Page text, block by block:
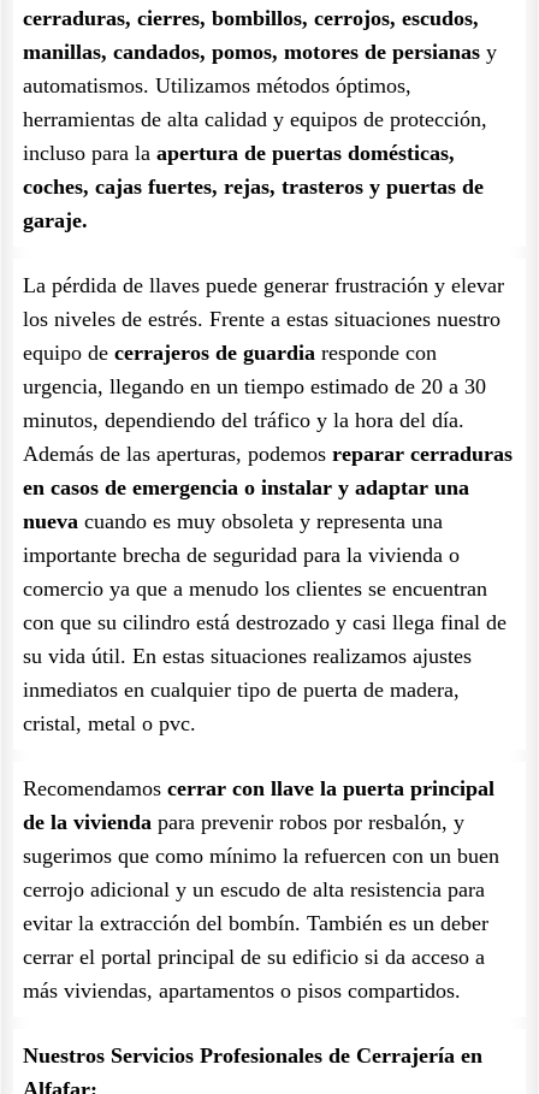
cerraduras, cierres, bombillos, cerrojos, escudos,
manillas, candados, pomos, motores de persianas y
automatismos. Utilizamos métodos óptimos,
herramientas de alta calidad y equipos de protección,
incluso para la apertura de puertas domésticas,
coches, cajas fuertes, rejas, trasteros y puertas de
garaje.
La pérdida de llaves puede generar frustración y elevar
los niveles de estrés. Frente a estas situaciones nuestro
equipo de cerrajeros de guardia responde con
urgencia, llegando en un tiempo estimado de 20 a 30
minutos, dependiendo del tráfico y la hora del día.
Además de las aperturas, podemos reparar cerraduras
en casos de emergencia o instalar y adaptar una
nueva cuando es muy obsoleta y representa una
importante brecha de seguridad para la vivienda o
comercio ya que a menudo los clientes se encuentran
con que su cilindro está destrozado y casi llega final de
su vida útil. En estas situaciones realizamos ajustes
inmediatos en cualquier tipo de puerta de madera,
cristal, metal o pvc.
Recomendamos cerrar con llave la puerta principal
de la vivienda para prevenir robos por resbalón, y
sugerimos que como mínimo la refuercen con un buen
cerrojo adicional y un escudo de alta resistencia para
evitar la extracción del bombín. También es un deber
cerrar el portal principal de su edificio si da acceso a
más viviendas, apartamentos o pisos compartidos.
Nuestros Servicios Profesionales de Cerrajería en
Alfafar: